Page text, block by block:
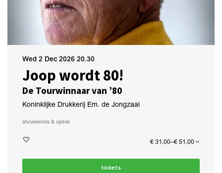
Joop wordt 80!
De Tourwinnaar van ’80
Wed 2 Dec 2026 20.30
Koninklijke Drukkerij Em. de Jongzaal
showkennis & opinie
€ 31,00–€ 51,00
tickets